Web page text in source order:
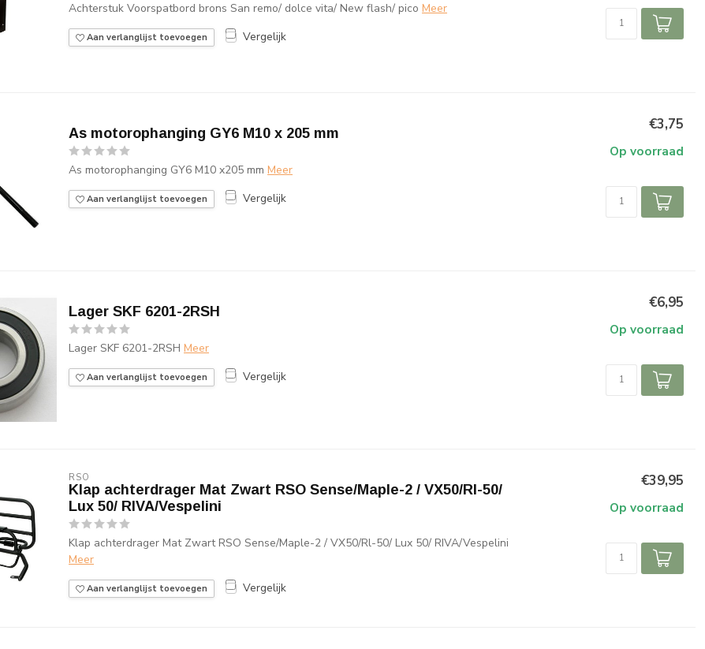
Achterstuk Voorspatbord brons San remo/ dolce vita/ New flash/ pico Meer
Aan verlanglijst toevoegen Vergelijk
As motorophanging GY6 M10 x 205 mm
As motorophanging GY6 M10 x205 mm Meer
Aan verlanglijst toevoegen Vergelijk
€3,75
Op voorraad
Lager SKF 6201-2RSH
Lager SKF 6201-2RSH Meer
Aan verlanglijst toevoegen Vergelijk
€6,95
Op voorraad
RSO
Klap achterdrager Mat Zwart RSO Sense/Maple-2 / VX50/Rl-50/
Lux 50/ RIVA/Vespelini
Klap achterdrager Mat Zwart RSO Sense/Maple-2 / VX50/Rl-50/ Lux 50/ RIVA/Vespelini
Meer
Aan verlanglijst toevoegen Vergelijk
€39,95
Op voorraad